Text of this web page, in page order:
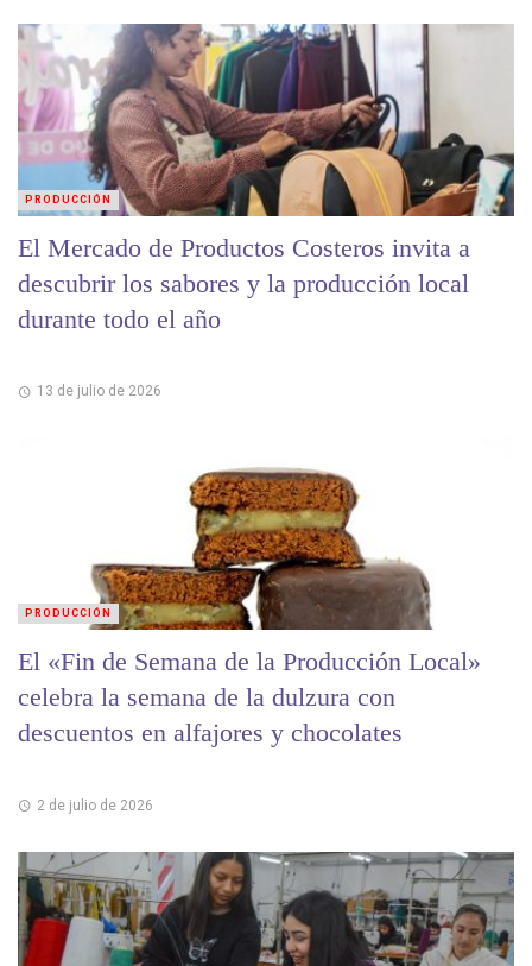
El Mercado de Productos Costeros invita a
descubrir los sabores y la producción local
durante todo el año
13 de julio de 2026
PRODUCCIÓN
El «Fin de Semana de la Producción Local»
celebra la semana de la dulzura con
descuentos en alfajores y chocolates
2 de julio de 2026
PRODUCCIÓN